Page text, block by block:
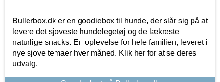
Bullerbox.dk er en goodiebox til hunde, der slår sig på at
levere det sjoveste hundelegetøj og de lækreste
naturlige snacks. En oplevelse for hele familien, leveret i
nye sjove temaer hver måned. Klik her for at se deres
udvalg.